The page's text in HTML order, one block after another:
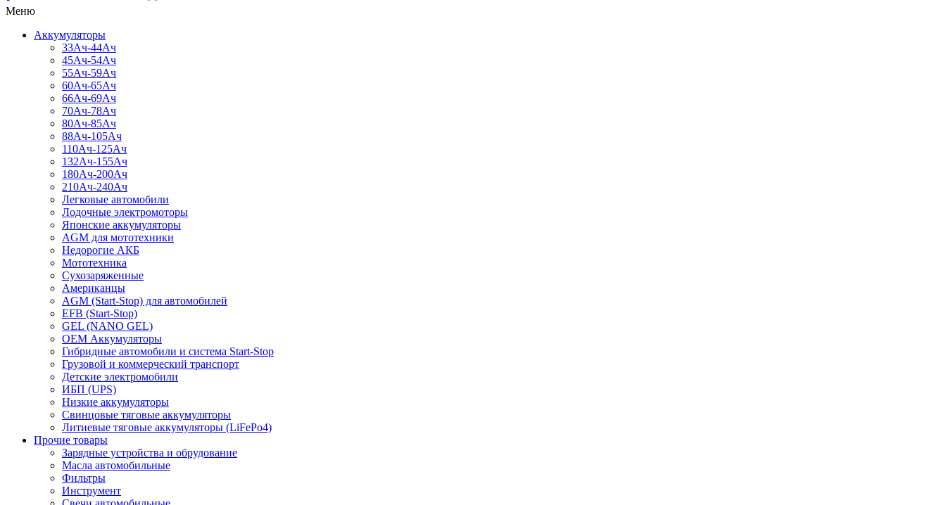
Меню
Аккумуляторы
33Ач-44Ач
45Ач-54Ач
55Ач-59Ач
60Ач-65Ач
66Ач-69Ач
70Ач-78Ач
80Ач-85Ач
88Ач-105Ач
110Ач-125Ач
132Ач-155Ач
180Ач-200Ач
210Ач-240Ач
Легковые автомобили
Лодочные электромоторы
Японские аккумуляторы
AGM для мототехники
Недорогие АКБ
Мототехника
Сухозаряженные
Американцы
AGM (Start-Stop) для автомобилей
EFB (Start-Stop)
GEL (NANO GEL)
OEM Аккумуляторы
Гибридные автомобили и система Start-Stop
Грузовой и коммерческий транспорт
Детские электромобили
ИБП (UPS)
Низкие аккумуляторы
Свинцовые тяговые аккумуляторы
Литиевые тяговые аккумуляторы (LiFePo4)
Прочие товары
Зарядные устройства и обрудование
Масла автомобильные
Фильтры
Инструмент